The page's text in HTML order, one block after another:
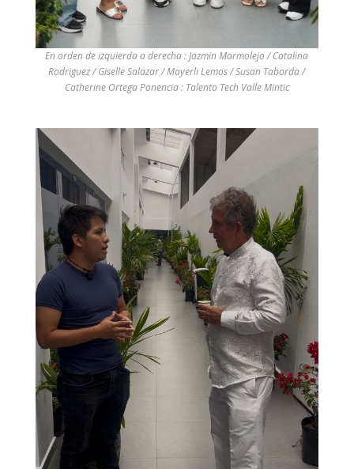
En orden de izquierda a derecha : Jazmin Marmolejo / Catalina
Rodriguez / Giselle Salazar / Mayerli Lemos / Susan Taborda /
Catherine Ortega Ponencia : Talento Tech Valle Mintic